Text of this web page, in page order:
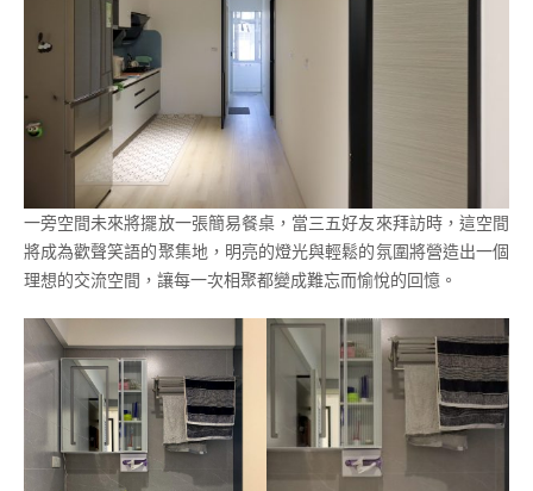
一旁空間未來將擺放一張簡易餐桌，當三五好友來拜訪時，這空間
將成為歡聲笑語的聚集地，明亮的燈光與輕鬆的氛圍將營造出一個
理想的交流空間，讓每一次相聚都變成難忘而愉悅的回憶。